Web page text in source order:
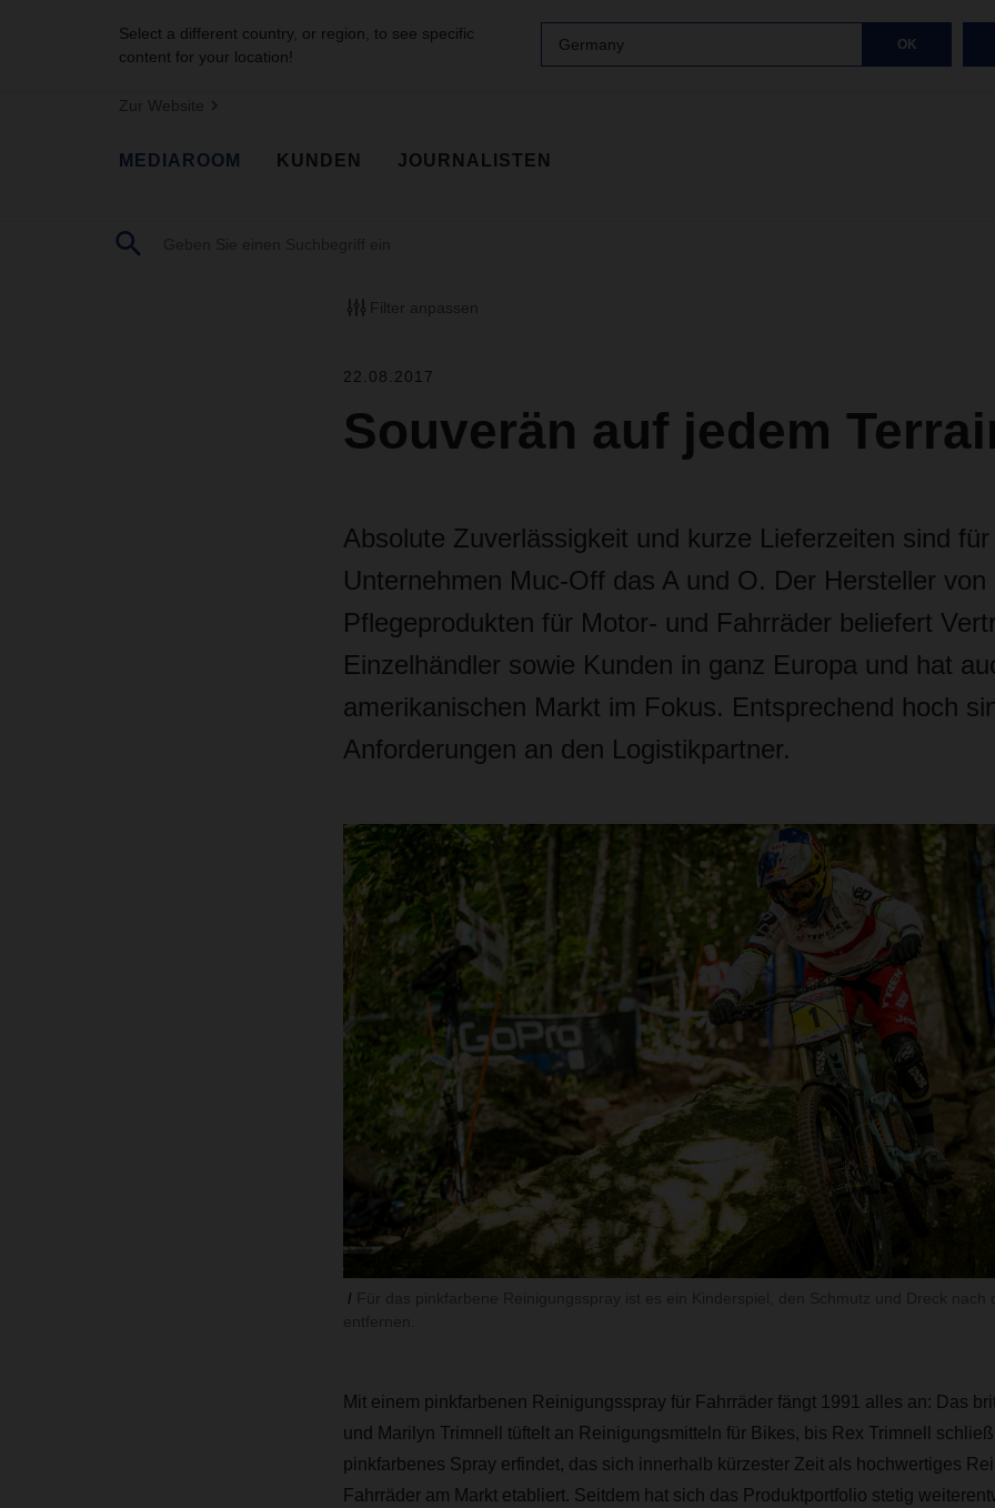
Select a different country, or region, to see specific
content for your location!
Germany OK
Zur Website
MEDIAROOM KUNDEN JOURNALISTEN
Filter anpassen
22.08.2017
Souverän auf jedem
Absolute Zuverlässigkeit und kurze Lieferzeiten sind
Unternehmen Muc-Off das A und O. Der Hersteller von
Pflegeprodukten für Motor- und Fahrräder beliefert
Einzelhändler sowie Kunden in ganz Europa und hat
amerikanischen Markt im Fokus. Entsprechend hoch
Anforderungen an den Logistikpartner.
Mit einem pinkfarbenen Reinigungsspray für Fahrräder fängt 1991 alles an: Das
und Marilyn Trimnell tüftelt an Reinigungsmitteln für Bikes, bis Rex Trimnell
pinkfarbenes Spray erfindet, das sich innerhalb kürzester Zeit als hochwertiges
Fahrräder am Markt etabliert. Seitdem hat sich das Produktportfolio stetig